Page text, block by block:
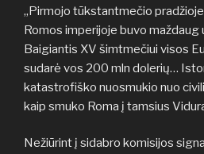
„Pirmojo tūkstantmečio
Romos imperijoje buvo maždaug
Baigiantis XV šimtmečiui visos
sudarė vos 200 mln dolerių…
katastrofiško nuosmukio nuo
kaip smuko Roma į tamsius
Nežiūrint į sidabro komisijos